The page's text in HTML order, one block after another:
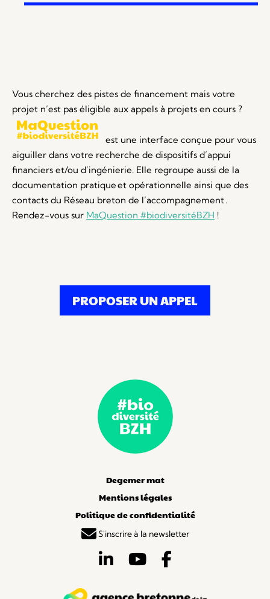
Vous cherchez des pistes de financement mais votre
projet n’est pas éligible aux appels à projets en cours ?
est une interface conçue pour vous
aiguiller dans votre recherche de dispositifs d’appui
financiers et/ou d’ingénierie. Elle regroupe aussi de la
documentation pratique et opérationnelle ainsi que des
contacts du Réseau breton de l’accompagnement .
Rendez-vous sur MaQuestion #biodiversitéBZH !
PROPOSER UN APPEL
Degemer mat
Mentions légales
Politique de confidentialité
S'inscrire à la newsletter